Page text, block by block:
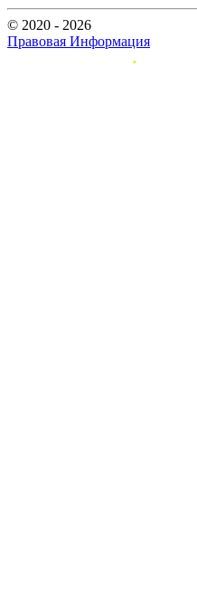
© 2020 - 2026
Правовая Информация